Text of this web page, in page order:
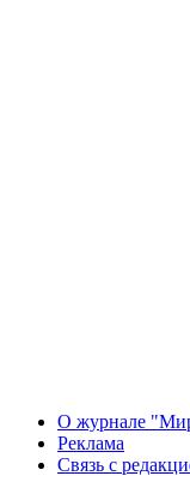
О журнале
Реклама
Связь с